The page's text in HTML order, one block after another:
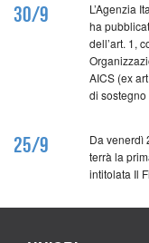
30/9
L’Agenzia
ha
dell’art. 1,
AICS (ex
di
25/9
Da venerdì
terrà la
intitolata Il